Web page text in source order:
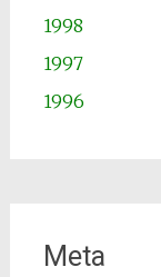
1998
1997
1996
Meta